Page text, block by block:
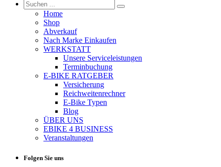
Home
Shop
Abverkauf
Nach Marke Einkaufen
WERKSTATT
Unsere Serviceleistungen
Terminbuchung
E-BIKE RATGEBER
Versicherung
Reichweitenrechner
E-Bike Typen
Blog
ÜBER UNS
EBIKE 4 BUSINESS
Veranstaltungen
Folgen Sie uns